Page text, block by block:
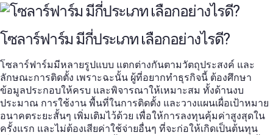
โซลาร์ฟาร์ม มีกี่ประเภท เลือกอย่างไรดี?
โซลาร์ฟาร์มมีหลายรูปแบบ แตกต่างกันตามวัตถุประสงค์ และ
ลักษณะการติดตั้ง เพราะฉะนั้น ผู้ที่อยากทำธุรกิจนี้ ต้องศึกษา
ข้อมูลประกอบให้ครบ และพิจารณาให้เหมาะสม ทั้งด้านงบ
ประมาณ การใช้งาน พื้นที่ในการติดตั้ง และวางแผนเผื่อเป้าหมาย
อนาคตระยะสั้นๆ เพิ่มเติมไว้ด้วย เพื่อให้การลงทุนคุ้มค่าสูงสุดใน
ครั้งแรก และไม่ต้องเสียค่าใช้จ่ายอื่นๆ ที่จะก่อให้เกิดเป็นต้นทุน